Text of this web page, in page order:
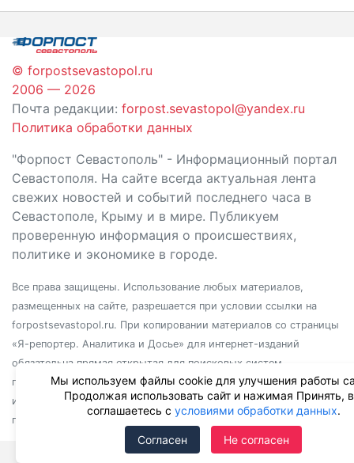
записям
© forpostsevastopol.ru
2006 — 2026
Почта редакции: forpost.sevastopol@yandex.ru
Политика обработки данных
"Форпост Севастополь" - Информационный портал
Севастополя. На сайте всегда актуальная лента
свежих новостей и событий последнего часа в
Севастополе, Крыму и в мире. Публикуем
проверенную информация о происшествиях,
политике и экономике в городе.
Все права защищены. Использование любых материалов,
размещенных на сайте, разрешается при условии ссылки на
forpostsevastopol.ru. При копировании материалов со страницы
«Я-репортер. Аналитика и Досье» для интернет-изданий
обязательна прямая открытая для поисковых систем
гиперссылка. Независимо от полного или частичного
использования материалов, ссылка должна быть размещена в
подзаголовке или первом абзаце материала.
Мы используем файлы cookie для улучшения работы
Продолжая использовать сайт и нажимая Принять,
соглашаетесь с условиями обработки данных.
Согласен Не согласен